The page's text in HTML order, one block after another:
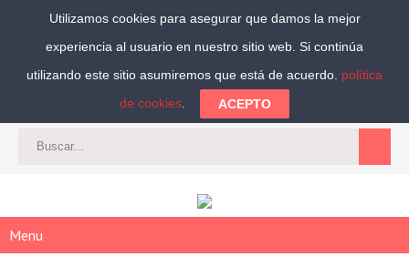
Síguenos:
CAT-ES| ACCEDER | REGISTRARSE
Menu
Utilizamos cookies para asegurar que damos la mejor
experiencia al usuario en nuestro sitio web. Si continúa
utilizando este sitio asumiremos que está de acuerdo. política
de cookies
ACEPTO